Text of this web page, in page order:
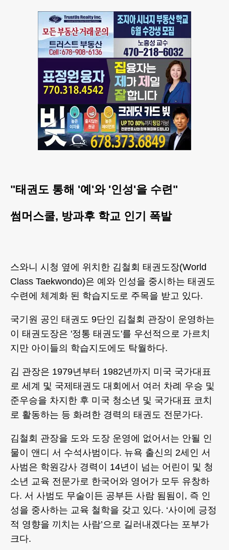
"태권도 통해 '예'와 '인성'을 수련"
썸머스쿨, 방과후 학교 인기 폭발
스와니 시청 옆에 위치한 김철회 태권도장(World
Class Taekwondo)은 예와 인성을 중시하는 태권도
수련에 체계화 된 학습지도로 주목을 받고 있다.
국기원 공인 태권도 9단인 김철회 관장이 운영하는
이 태권도장은 '정통 태권도'를 우선적으로 가르치
지만 아이들의 학습지도에도 탁월하다.
김 관장은 1979년부터 1982년까지 미국 국가대표
로 세계 및 국제태권도 대회에서 여러 차례 우승 및
준우승을 차지한 후 미국 청소년 및 국가대표 코치
로 활동하는 등 화려한 경력의 태권도 전문가다.
김철회 관장을 도와 도장 운영에 없어서는 안될 인
물이 앤디 서 수석사범이다. 뉴욕 출신의 2세인 서
사범은 학원강사 경력이 14년이 넘는 어린이 및 청
소년 교육 전문가로 한국어와 영어가 모두 유창하
다. 서 사범도 무술이든 공부든 사람 됨됨이, 즉 인
성을 중사하는 교육 철학을 갖고 있다. ‘사이에 긍정
적 영향을 끼치는 사람’으로 길러내겠다는 포부가
크다.